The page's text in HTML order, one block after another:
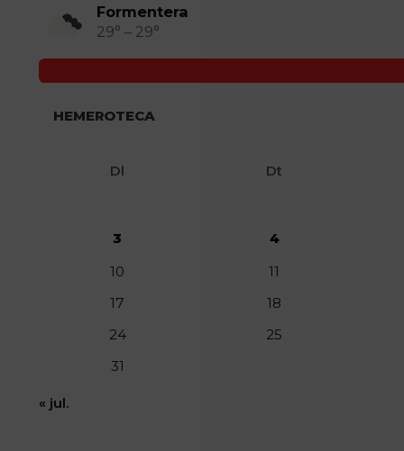
Formentera
29° – 29°
HEMEROTECA
Dl Dt
3
4
10
11
17
18
24
25
31
« jul.